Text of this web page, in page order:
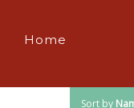
Home
Sort by